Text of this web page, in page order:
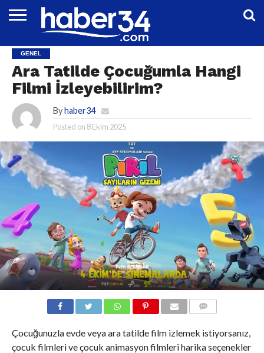
EĞITIM
EKONOMI
GENEL
MAGAZIN
OTOMOTIV
SIYASET
SPOR
TEKNOLOJI
GENEL
Ara Tatilde Çocuğumla Hangi
Filmi İzleyebilirim?
By haber34
Posted on 8 Ekim 2025
Çocuğunuzla evde veya ara tatilde film izlemek istiyorsanız,
çocuk filmleri ve çocuk animasyon filmleri harika seçenekler